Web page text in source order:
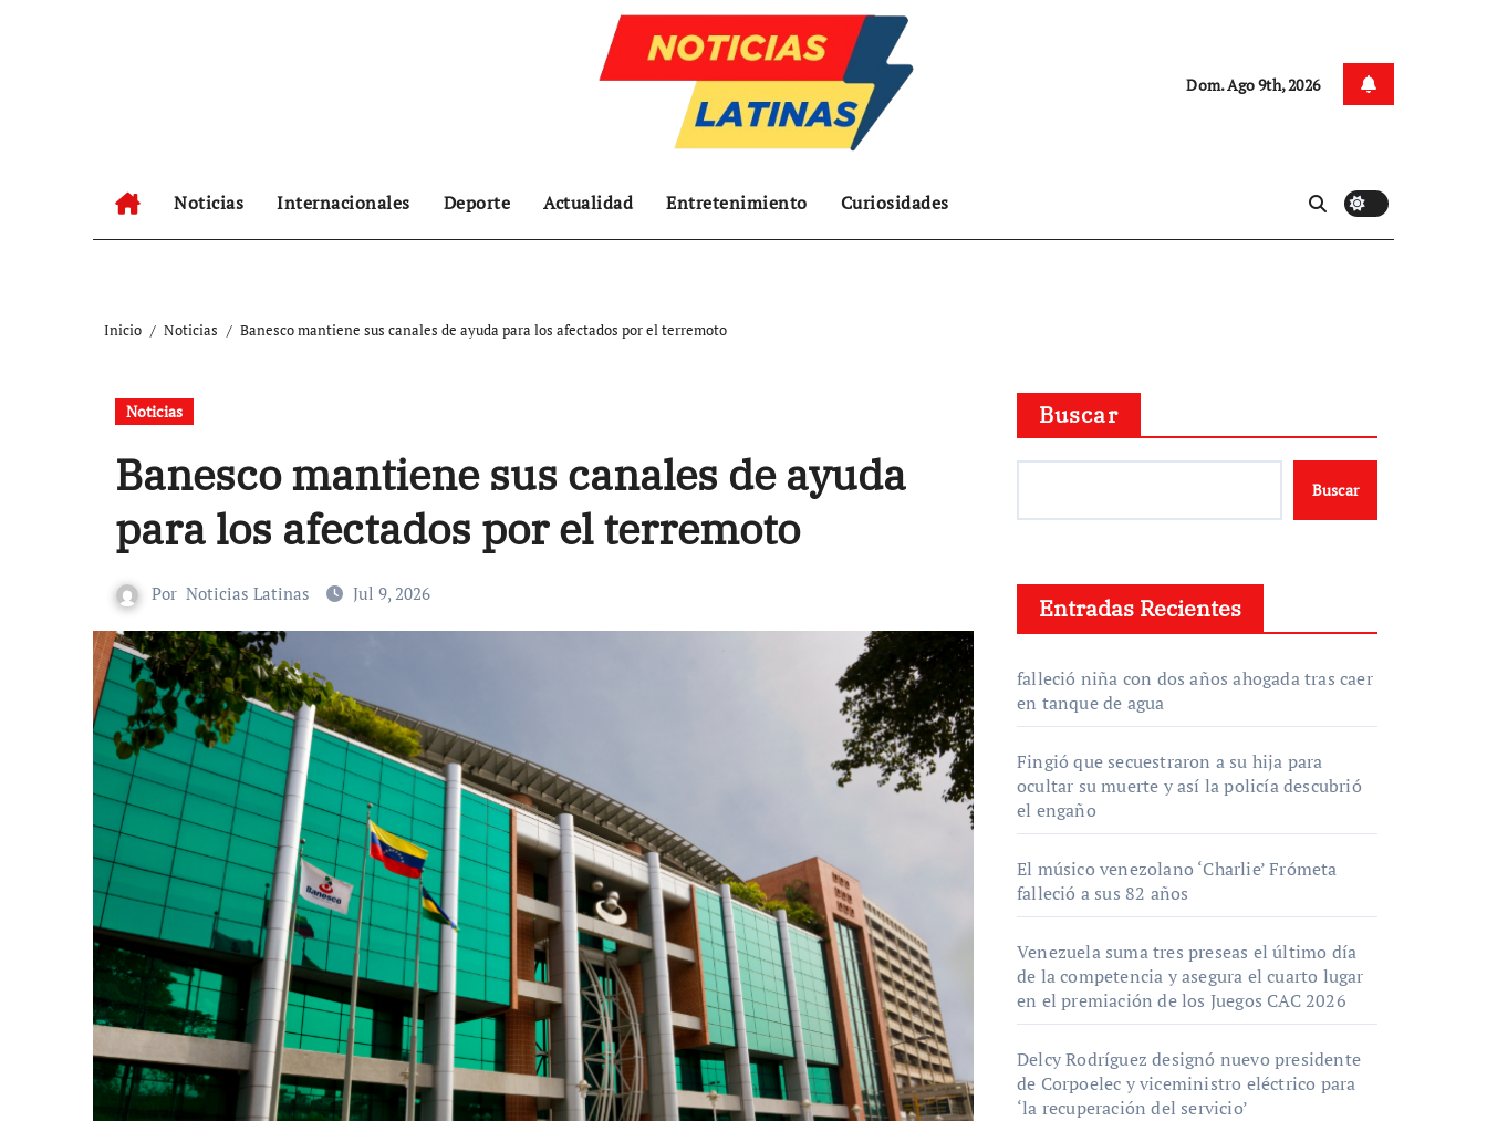
Dom. Ago 9th, 2026
Noticias Internacionales Deporte Actualidad Entretenimiento Curiosidades
Inicio Noticias Banesco mantiene sus canales de ayuda para los afectados por el terremoto
Noticias
Banesco mantiene sus canales de ayuda
para los afectados por el terremoto
Por Noticias Latinas Jul 9, 2026
Buscar
Buscar
Entradas Recientes
falleció niña con dos años ahogada tras caer
en tanque de agua
Fingió que secuestraron a su hija para
ocultar su muerte y así la policía descubrió
el engaño
El músico venezolano ‘Charlie’ Frómeta
falleció a sus 82 años
Venezuela suma tres preseas el último día
de la competencia y asegura el cuarto lugar
en el premiación de los Juegos CAC 2026
Delcy Rodríguez designó nuevo presidente
de Corpoelec y viceministro eléctrico para
‘la recuperación del servicio’